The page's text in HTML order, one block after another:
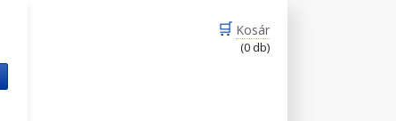
🛒 Kosár
(0 db)